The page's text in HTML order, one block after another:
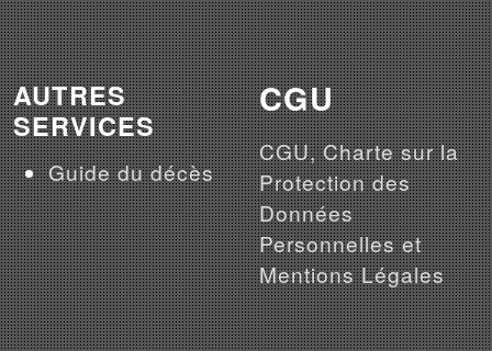
AUTRES
SERVICES
Guide du décès
CGU
CGU, Charte sur la
Protection des
Données
Personnelles et
Mentions Légales